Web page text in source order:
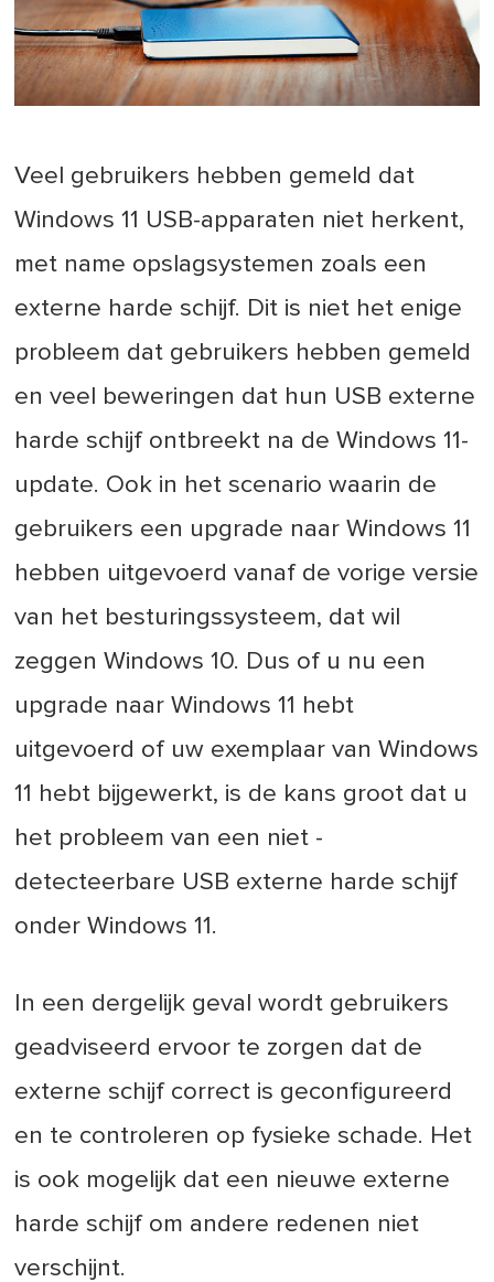
Veel gebruikers hebben gemeld dat
Windows 11 USB-apparaten niet herkent,
met name opslagsystemen zoals een
externe harde schijf. Dit is niet het enige
probleem dat gebruikers hebben gemeld
en veel beweringen dat hun USB externe
harde schijf ontbreekt na de Windows 11-
update. Ook in het scenario waarin de
gebruikers een upgrade naar Windows 11
hebben uitgevoerd vanaf de vorige versie
van het besturingssysteem, dat wil
zeggen Windows 10. Dus of u nu een
upgrade naar Windows 11 hebt
uitgevoerd of uw exemplaar van Windows
11 hebt bijgewerkt, is de kans groot dat u
het probleem van een niet -
detecteerbare USB externe harde schijf
onder Windows 11.
In een dergelijk geval wordt gebruikers
geadviseerd ervoor te zorgen dat de
externe schijf correct is geconfigureerd
en te controleren op fysieke schade. Het
is ook mogelijk dat een nieuwe externe
harde schijf om andere redenen niet
verschijnt.